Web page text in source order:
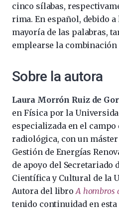
cinco sílabas,
rima. En español, debido
mayoría de las palabras,
emplearse la combinación
Sobre la autora
Laura Morrón Ruiz de
en Física por la
especializada en el
radiológica, con un
Gestión de Energías
de apoyo del Secretariado
Científica y Cultural de la
Autora del libroA hombros
tenido continuidad en esta